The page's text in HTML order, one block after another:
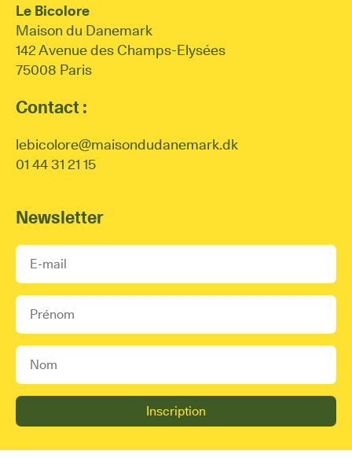
Le Bicolore
Maison du Danemark
142 Avenue des Champs-Elysées
75008 Paris
Contact :
lebicolore@maisondudanemark.dk
01 44 31 21 15
Newsletter